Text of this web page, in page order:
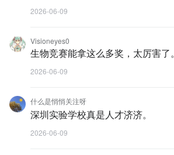
2026-06-09
Visioneyes0
生物竞赛能拿这么多奖，太厉害了。
2026-06-09
什么是悄悄关注呀
深圳实验学校真是人才济济。
2026-06-09